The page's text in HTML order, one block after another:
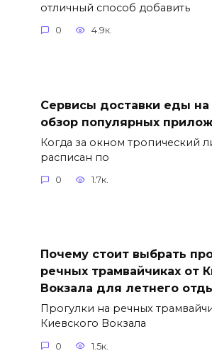
отличный способ добавить
0 4.9к.
Сервисы доставки еды на
обзор популярных
Когда за окном тропический
расписан по
0 1.7к.
Почему стоит выбрать
речных трамвайчиках от
Вокзала для летнего
Прогулки на речных
Киевского Вокзала
0 1.5к.